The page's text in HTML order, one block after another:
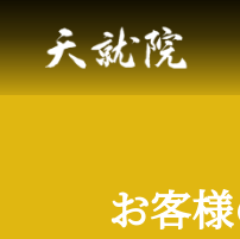
お客